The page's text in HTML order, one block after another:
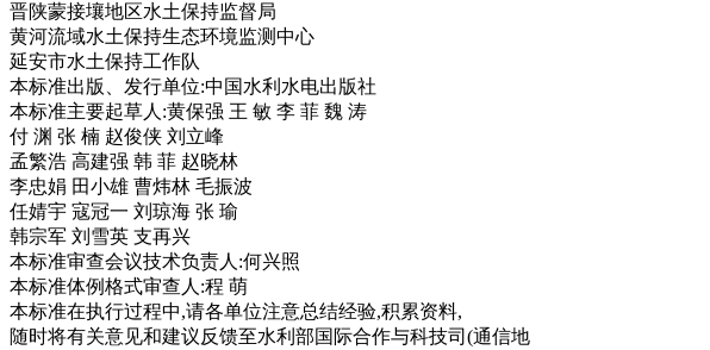
晋陕蒙接壤地区水土保持监督局
黄河流域水土保持生态环境监测中心
延安市水土保持工作队
本标准出版、发行单位:中国水利水电出版社
本标准主要起草人:黄保强 王 敏 李 菲 魏 涛
付 渊 张 楠 赵俊侠 刘立峰
孟繁浩 高建强 韩 菲 赵晓林
李忠娟 田小雄 曹炜林 毛振波
任婧宇 寇冠一 刘琼海 张 瑜
韩宗军 刘雪英 支再兴
本标准审查会议技术负责人:何兴照
本标准体例格式审查人:程 萌
本标准在执行过程中,请各单位注意总结经验,积累资料,
随时将有关意见和建议反馈至水利部国际合作与科技司(通信地